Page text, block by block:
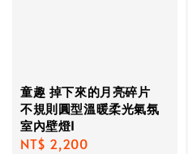
童趣 掉下來的月亮碎片
不規則圓型溫暖柔光氣氛
室內壁燈I
Regular
NT$ 2,200